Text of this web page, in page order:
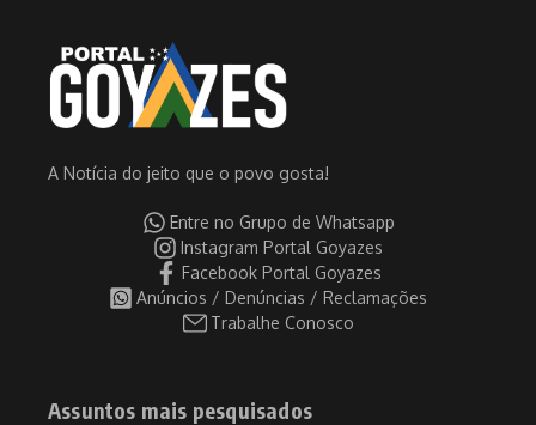
A Notícia do jeito que o povo gosta!
Entre no Grupo de Whatsapp
Instagram Portal Goyazes
Facebook Portal Goyazes
Anúncios / Denúncias / Reclamações
Trabalhe Conosco
Assuntos mais pesquisados